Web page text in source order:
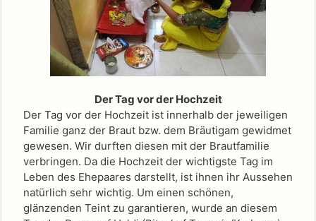
Der Tag vor der Hochzeit
Der Tag vor der Hochzeit ist innerhalb der jeweiligen
Familie ganz der Braut bzw. dem Bräutigam gewidmet
gewesen. Wir durften diesen mit der Brautfamilie
verbringen. Da die Hochzeit der wichtigste Tag im
Leben des Ehepaares darstellt, ist ihnen ihr Aussehen
natürlich sehr wichtig. Um einen schönen,
glänzenden Teint zu garantieren, wurde an diesem